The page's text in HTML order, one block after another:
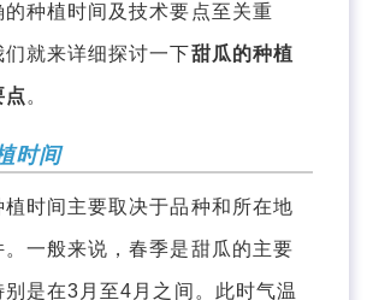
的种植时间及技术要点至关重
就来详细探讨一下甜瓜的种植
点 。
时间
间主要取决于品种和所在地
。一般来说，春季是甜瓜的主要
是在3月至4月之间。此时气温